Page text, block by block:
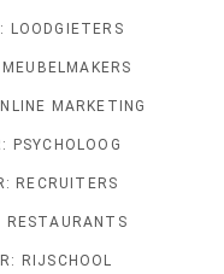
LOODGIETERS
MARKETING
PSYCHOLOOG
RECRUITERS
RESTAURANTS
RIJSCHOOL